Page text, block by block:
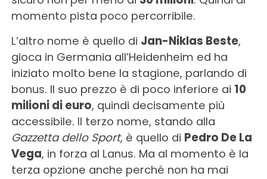
momento pista poco percorribile.
L’altro nome è quello di Jan-Niklas Beste,
gioca in Germania all’Heidenheim ed ha
iniziato molto bene la stagione, parlando di
bonus. Il suo prezzo è di poco inferiore ai 10
milioni di euro, quindi decisamente più
accessibile. Il terzo nome, stando alla
Gazzetta dello Sport, è quello di Pedro De La
Vega, in forza al Lanus. Ma al momento è la
terza opzione anche perché non ha mai